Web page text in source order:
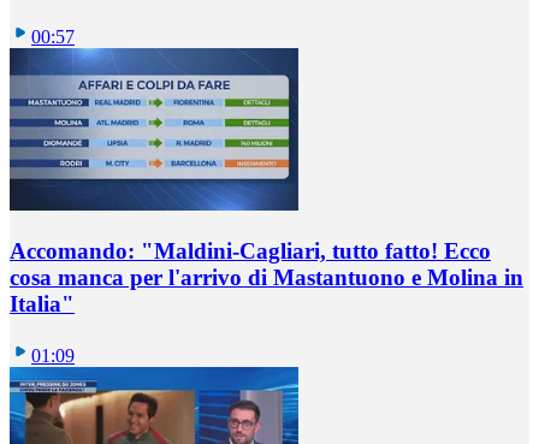
00:57
Accomando: "Maldini-Cagliari, tutto fatto! Ecco
cosa manca per l'arrivo di Mastantuono e Molina in
Italia"
01:09